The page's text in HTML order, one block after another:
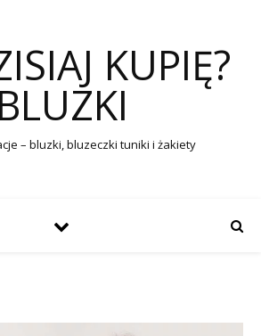
KUPIĘ?
BLUZKI
– bluzki, bluzeczki tuniki i żakiety